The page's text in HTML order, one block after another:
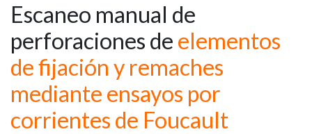
Escaneo manual de
perforaciones de elementos
de fijación y remaches
mediante ensayos por
corrientes de Foucault